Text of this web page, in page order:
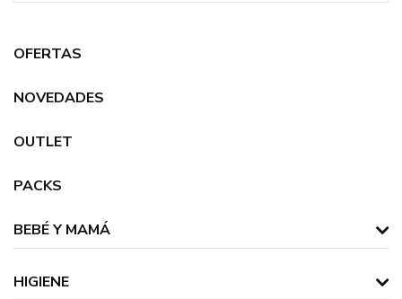
OFERTAS
NOVEDADES
OUTLET
PACKS
BEBÉ Y MAMÁ
HIGIENE